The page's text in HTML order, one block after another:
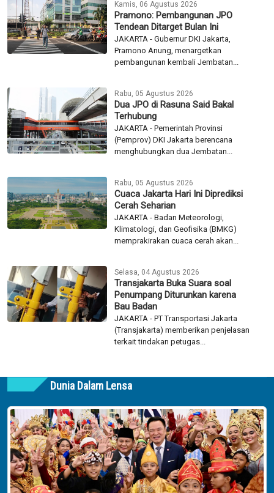
Kamis, 06 Agustus 2026
Pramono: Pembangunan JPO
Tendean Ditarget Bulan Ini
JAKARTA - Gubernur DKI Jakarta,
Pramono Anung, menargetkan
pembangunan kembali Jembatan...
Rabu, 05 Agustus 2026
Dua JPO di Rasuna Said Bakal
Terhubung
JAKARTA - Pemerintah Provinsi
(Pemprov) DKI Jakarta berencana
menghubungkan dua Jembatan...
Rabu, 05 Agustus 2026
Cuaca Jakarta Hari Ini Diprediksi
Cerah Seharian
JAKARTA - Badan Meteorologi,
Klimatologi, dan Geofisika (BMKG)
memprakirakan cuaca cerah akan...
Selasa, 04 Agustus 2026
Transjakarta Buka Suara soal
Penumpang Diturunkan karena
Bau Badan
JAKARTA - PT Transportasi Jakarta
(Transjakarta) memberikan penjelasan
terkait tindakan petugas...
Dunia Dalam Lensa